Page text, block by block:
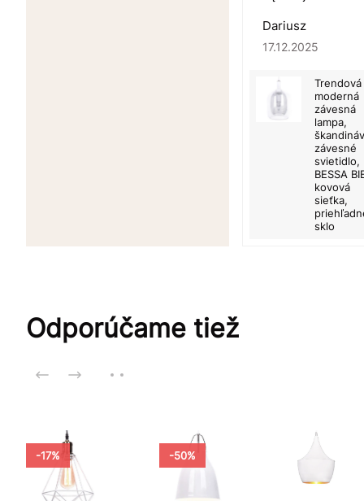
Dariusz
17.12.2025
Trendová
moderná
závesná
lampa,
závesné
svietidlo,
BESSA
kovová
sieťka,
sklo
Odporúčame tiež
-17% -50%